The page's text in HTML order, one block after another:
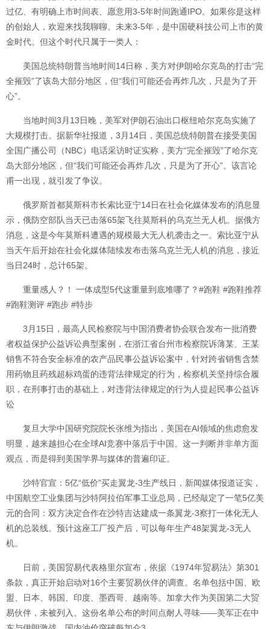
过亿、有明确上市时间表、愿意用3-5年时间跑通IPO。如果你是这样
的创始人，欢迎来找我聊聊。未来3-5年，是中国硬科技公司上市的黄
金时代。但这个时代只属于一类人：
美国总统特朗普当地时间14日称，美方对伊朗哈尔克岛的打击“完
全摧毁”了该岛大部分地区，但“我们可能还会再炸几次，只是为了开
心”。
当地时间3月13日晚，美军对伊朗石油出口枢纽哈尔克岛实施了
大规模打击。据新华社报道，3月14日，美国总统特朗普在接受美国
全国广播公司（NBC）电话采访时证实称，美方“完全摧毁”了哈尔克
岛大部分地区，但“我们可能还会再炸几次，只是为了开心”。该言论
甫一出现，就引发了争议。
俄罗斯首都莫斯科市长索比亚宁14日在社会化媒体发布的消息显
示，俄防空部队当天已击落65架飞往莫斯科的乌克兰无人机。据俄方
消息，这是今年莫斯科遭遇的规模最大无人机袭击之一。索比亚宁从
当天午后开始在社会化媒体陆续发布击落乌克兰无人机的消息，接近
当日24时，总计65架。
重量感人？！ 一体成型5代这重量到底堆哪了？#跑鞋 #跑鞋推荐
#跑鞋测评 #跑步 #特步
3月15日，最高人民检察院与中国消费者协会联合发布一批消费
者权益保护公益诉讼典型案例，在浙江省台州市检察院诉薄某、王某
销售不符合安全标准的农产品民事公益诉讼案中，针对跨省销售含禁
用药物且药残超标鸡蛋的违背法律规定的行为，检察机关坚持综合履
职，在刑事打击的基础上，对违背法律规定的行为人提起民事公益诉
讼
复旦大学中国研究院院长张维为指出，美国在AI领域的焦虑愈发
明显，越来越担心在全球AI竞赛中落后于中国。这一判断并非单方面
观点，而是得到美国学界与媒体的普遍印证。
沙特官宣：5亿“低价”买走翼龙-3生产线日，新闻媒体报道证实，
中国航空工业集团与沙特阿拉伯军事工业总局，已经敲定了一笔5亿美
元的合同：双方决定合作在沙特吉达建成一条翼龙-3察打一体化无人
机的总装线。预计这座工厂投产后，可以每年生产48架翼龙-3无人
机。
日前，美国贸易代表格里尔宣布，依据《1974年贸易法》第301
条款，真正开始启动对16个主要贸易伙伴的调查。名单包括中国、欧
盟、日本、韩国、印度、墨西哥、越南等。加拿大作为美国第二大贸
易伙伴，未被列入。这份名单公布的时间点耐人寻味——美军正在中